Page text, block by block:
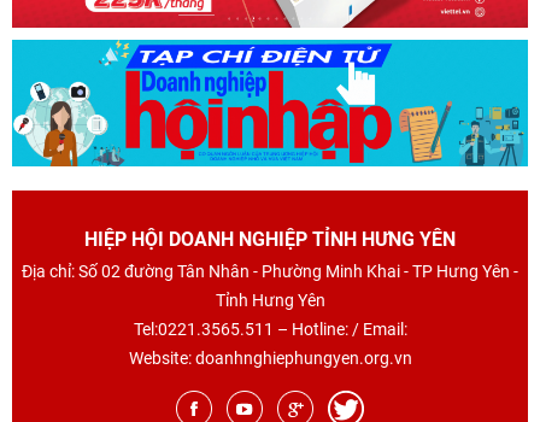
HIỆP HỘI DOANH NGHIỆP TỈNH HƯNG YÊN
Địa chỉ: Số 02 đường Tân Nhân - Phường Minh Khai - TP Hưng Yên -
Tỉnh Hưng Yên
Tel:0221.3565.511 – Hotline: / Email:
Website: doanhnghiephungyen.org.vn